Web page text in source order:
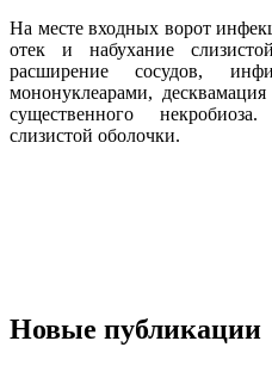
На месте входных ворот
отек и набухание
расширение сосудов,
мононуклеарами,
существенного
слизистой оболочки.
Новые публикации